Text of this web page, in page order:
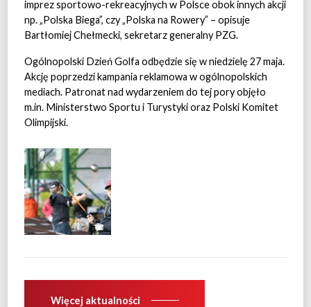
imprez sportowo-rekreacyjnych w Polsce obok innych akcji
np. „Polska Biega”, czy „Polska na Rowery” – opisuje
Bartłomiej Chełmecki, sekretarz generalny PZG.
Ogólnopolski Dzień Golfa odbędzie się w niedzielę 27 maja.
Akcję poprzedzi kampania reklamowa w ogólnopolskich
mediach. Patronat nad wydarzeniem do tej pory objęło
m.in. Ministerstwo Sportu i Turystyki oraz Polski Komitet
Olimpijski.
Więcej aktualności